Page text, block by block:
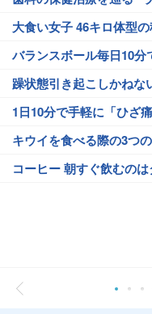
大食い女子 46キロ体型
バランスボール毎日10分
躁状態引き起こしかねな
1日10分で手軽に「ひざ痛
キウイを食べる際の3つ
コーヒー 朝すぐ飲むの